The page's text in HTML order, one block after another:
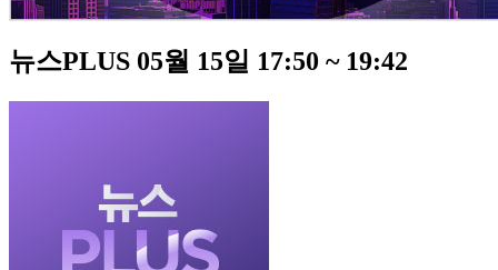
뉴스PLUS 05월 15일 17:50 ~ 19:42